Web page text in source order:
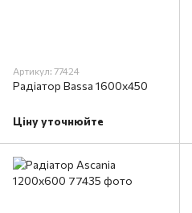
Артикул: 77424
Радіатор Bassa 1600x450
Ціну уточнюйте